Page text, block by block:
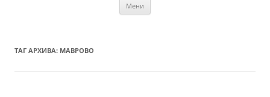
Мени
ТАГ АРХИВА: МАВРОВО